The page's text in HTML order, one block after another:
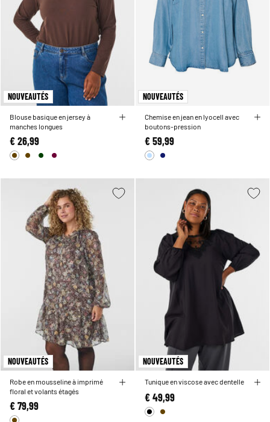
NOUVEAUTÉS
Blouse basique en jersey à
manches longues
€ 26,99
NOUVEAUTÉS
Chemise en jean en lyocell avec
boutons-pression
€ 59,99
NOUVEAUTÉS
Robe en mousseline à imprimé
floral et volants étagés
€ 79,99
NOUVEAUTÉS
Tunique en viscose avec dentelle
€ 49,99